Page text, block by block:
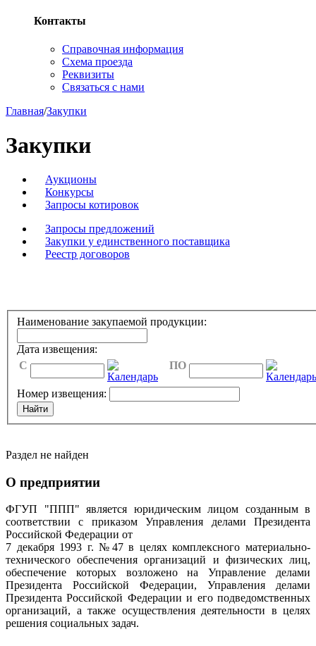
Контакты
Справочная информация
Схема проезда
Реквизиты
Связаться с нами
Главная/Закупки
Закупки
Аукционы
Конкурсы
Запросы котировок
Запросы предложений
Закупки у единственного поставщика
Реестр договоров
Наименование закупаемой продукции:
Дата извещения:
C
ПО
Номер извещения:
Раздел не найден
О предприятии
ФГУП "ППП" является юридическим лицом созданным в
соответствии с приказом Управления делами Президента
Российской Федерации от
7 декабря 1993 г. №47 в целях комплексного материально-
технического обеспечения организаций и физических лиц,
обеспечение которых возложено на Управление делами
Президента Российской Федерации, Управления делами
Президента Российской Федерации и его подведомственных
организаций, а также осуществления деятельности в целях
решения социальных задач.